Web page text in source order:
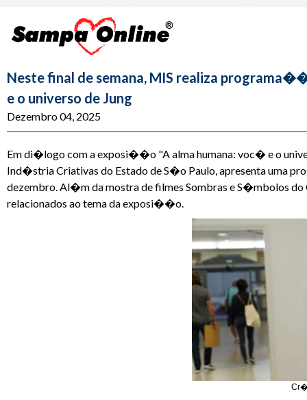
Neste final de semana, MIS realiza
e o universo de Jung
Dezembro 04, 2025
Em di�logo com a exposi��o "A alma humana: voc� e o
Ind�stria Criativas do Estado de S�o Paulo, apresenta uma
dezembro. Al�m da mostra de filmes Sombras e S�mbolos
relacionados ao tema da exposi��o.